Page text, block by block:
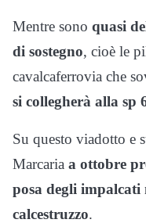
Mentre sono quasi
di sostegno, cioè le
cavalcaferrovia che
si collegherà alla sp
Su questo viadotto e
Marcaria a ottobre
posa degli
calcestruzzo.